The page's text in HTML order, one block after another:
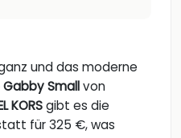
und das moderne
Smallvon
KORSgibt es die
für 325 €, was